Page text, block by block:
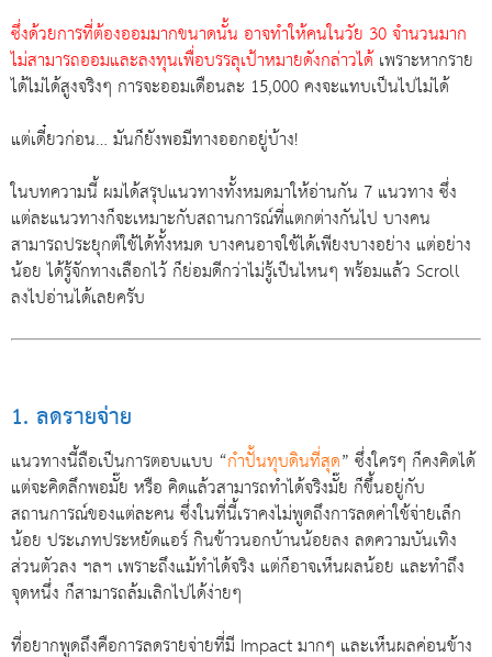
ซึ่งด้วยการที่ต้องออมมากขนาดนั้น อาจทำให้คนในวัย 30 จำนวนมาก
ไม่สามารถออมและลงทุนเพื่อบรรลุเป้าหมายดังกล่าวได้เพราะหากราย
ได้ไม่ได้สูงจริงๆ การจะออมเดือนละ 15,000 คงจะแทบเป็นไปไม่ได้
แต่เดี๋ยวก่อน… มันก็ยังพอมีทางออกอยู่บ้าง!
ในบทความนี้ ผมได้สรุปแนวทางทั้งหมดมาให้อ่านกัน 7 แนวทาง ซึ่ง
แต่ละแนวทางก็จะเหมาะกับสถานการณ์ที่แตกต่างกันไป บางคน
สามารถประยุกต์ใช้ได้ทั้งหมด บางคนอาจใช้ได้เพียงบางอย่าง แต่อย่าง
น้อย ได้รู้จักทางเลือกไว้ ก็ย่อมดีกว่าไม่รู้เป็นไหนๆ พร้อมแล้ว Scroll
ลงไปอ่านได้เลยครับ
1. ลดรายจ่าย
แนวทางนี้ถือเป็นการตอบแบบ “กำปั้นทุบดินที่สุด” ซึ่งใครๆ ก็คงคิดได้
แต่จะคิดลึกพอมั๊ย หรือ คิดแล้วสามารถทำได้จริงมั๊ย ก็ขึ้นอยู่กับ
สถานการณ์ของแต่ละคน ซึ่งในที่นี้เราคงไม่พูดถึงการลดค่าใช้จ่ายเล็ก
น้อย ประเภทประหยัดแอร์ กินข้าวนอกบ้านน้อยลง ลดความบันเทิง
ส่วนตัวลง ฯลฯ เพราะถึงแม้ทำได้จริง แต่ก็อาจเห็นผลน้อย และทำถึง
จุดหนึ่ง ก็สามารถล้มเลิกไปได้ง่ายๆ
ที่อยากพูดถึงคือการลดรายจ่ายที่มี Impact มากๆ และเห็นผลค่อนข้าง